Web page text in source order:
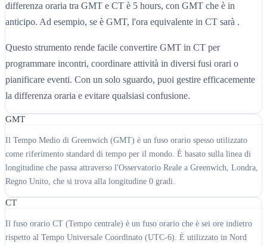
differenza oraria tra GMT e CT è 5 hours, con GMT che è in
anticipo. Ad esempio, se è GMT, l'ora equivalente in CT sarà .
Questo strumento rende facile convertire GMT in CT per
programmare incontri, coordinare attività in diversi fusi orari o
pianificare eventi. Con un solo sguardo, puoi gestire efficacemente
la differenza oraria e evitare qualsiasi confusione.
GMT
Il Tempo Medio di Greenwich (GMT) è un fuso orario spesso utilizzato
come riferimento standard di tempo per il mondo. È basato sulla linea di
longitudine che passa attraverso l'Osservatorio Reale a Greenwich, Londra,
Regno Unito, che si trova alla longitudine 0 gradi.
CT
Il fuso orario CT (Tempo centrale) è un fuso orario che è sei ore indietro
rispetto al Tempo Universale Coordinato (UTC-6). È utilizzato in Nord